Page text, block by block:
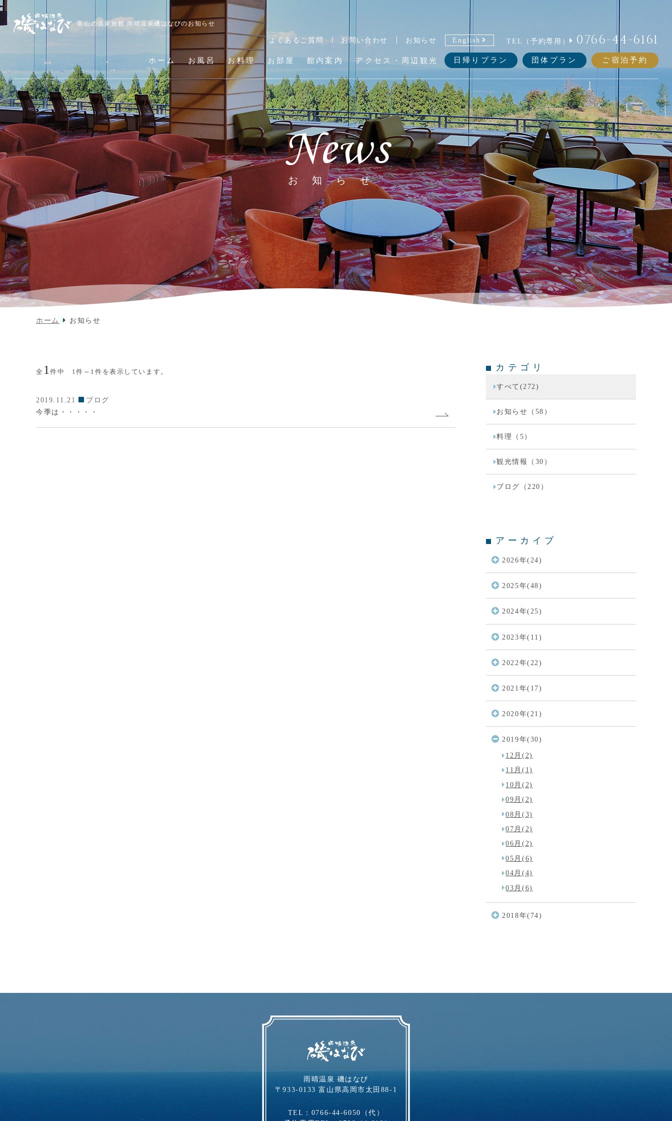
富山の温泉旅館 雨晴温泉磯はなびのお知らせ
よくあるご質問 お問い合わせ お知らせ English TEL（予約専用） 0766-44-6161
ホーム お風呂 お料理 お部屋 館内案内 アクセス・ 周辺観光 日帰りプラン 団体プラン ご宿泊予約
News
お知らせ
ホーム お知らせ
全 1件中 1件～1件を表示しています。
2019.11.21
ブログ
今季は・・・・・
カテゴリ
すべて(272)
お知らせ（58）
料理（5）
観光情報（30）
ブログ（220）
アーカイブ
2026年(24)
2025年(48)
2024年(25)
2023年(11)
2022年(22)
2021年(17)
2020年(21)
2019年(30)
12月(2)
11月(1)
10月(2)
09月(2)
08月(3)
07月(2)
06月(2)
05月(6)
04月(4)
03月(6)
2018年(74)
⾬晴温泉 磯はなび
〒933-0133富⼭県⾼岡市太⽥88-1
TEL： 0766-44-6050
（代）
検索する
TEL（予約専用）
〔受付時間〕9:00～19:00